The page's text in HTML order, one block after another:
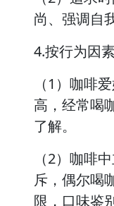
尚、强调自
4.按行为因
（1）咖啡
高，经常喝
了解。
（2）咖啡
斥，偶尔喝
限，口味鉴